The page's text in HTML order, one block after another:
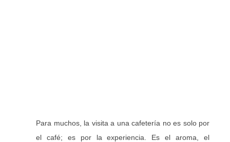
Para muchos, la visita a una cafetería no es solo por
el café; es por la experiencia. Es el aroma, el